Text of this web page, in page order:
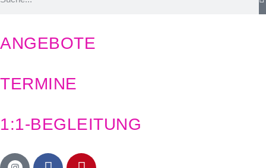
ANGEBOTE
TERMINE
1:1-BEGLEITUNG